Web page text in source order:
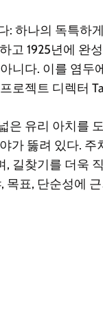
: 하나의 독특하
고 1925년에
니다. 이를 염
로젝트 디렉터
은 유리 아치를
가 뚫려 있다.
길찾기를 더욱
목표, 단순성에